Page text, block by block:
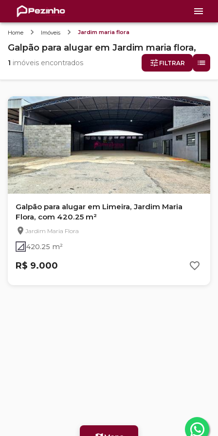
Home Imóveis Jardim maria flora
Galpão para alugar em Jardim maria flora,
1 imóveis encontrados FILTRAR
Galpão para alugar em Limeira, Jardim Maria
Flora, com 420.25 m²
Jardim Maria Flora
420.25 m²
R$ 9.000